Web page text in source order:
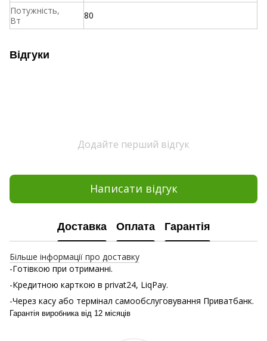
Потужність,
Вт
80
Відгуки
Додайте перший відгук
Написати відгук
Доставка Оплата Гарантія
Більше інформації про доставку
-Готівкою при отриманні.
-Кредитною карткою в privat24, LiqPay.
-Через касу або термінал самообслуговування Приватбанк.
Гарантія виробника від 12 місяців